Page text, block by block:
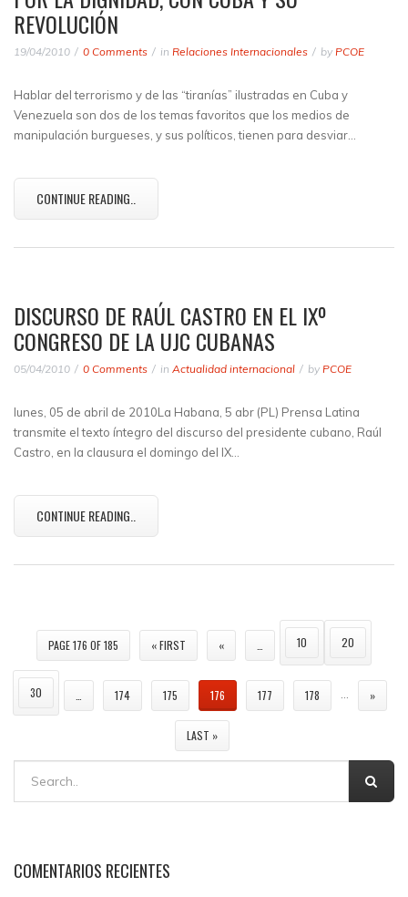
REVOLUCIÓN
19/04/2010 0 Comments in Relaciones Internacionales by PCOE
Hablar del terrorismo y de las “tiranías” ilustradas en Cuba y
Venezuela son dos de los temas favoritos que los medios de
manipulación burgueses, y sus políticos, tienen para desviar…
CONTINUE READING..
DISCURSO DE RAÚL CASTRO EN EL IXº
CONGRESO DE LA UJC CUBANAS
05/04/2010 0 Comments in Actualidad internacional by PCOE
lunes, 05 de abril de 2010La Habana, 5 abr (PL) Prensa Latina
transmite el texto íntegro del discurso del presidente cubano, Raúl
Castro, en la clausura el domingo del IX…
CONTINUE READING..
PAGE 176 OF 185 « FIRST « 10 20
30 174 175 176 177 178 »
LAST »
COMENTARIOS RECIENTES